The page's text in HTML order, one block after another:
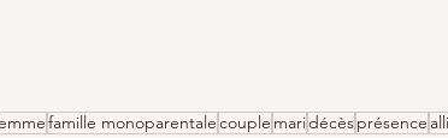
famille monoparentalecouple maridécèsprésence